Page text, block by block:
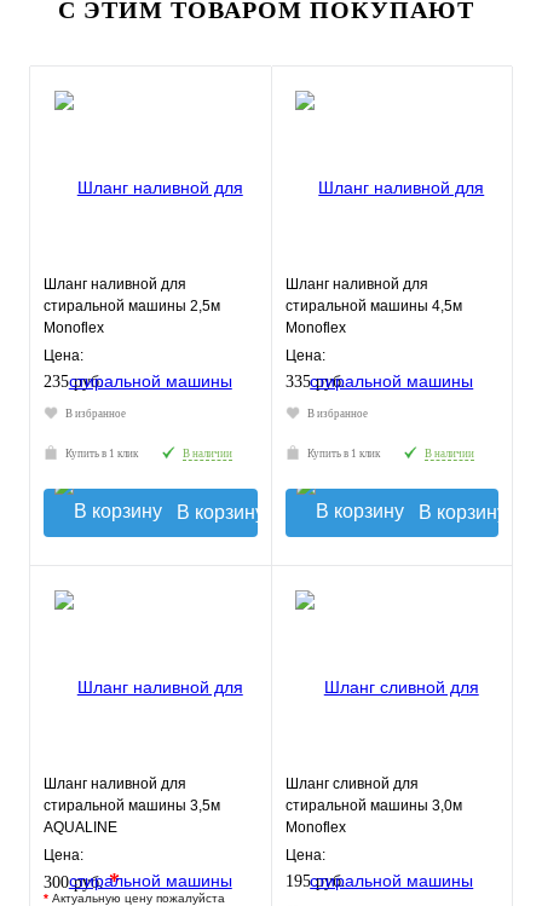
С ЭТИМ ТОВАРОМ ПОКУПАЮТ
Шланг наливной для
стиральной машины 2,5м
Monoflex
Цена:
235 руб.
В избранное
Купить в 1 клик В наличии
В корзину
Шланг наливной для
стиральной машины 4,5м
Monoflex
Цена:
335 руб.
В избранное
Купить в 1 клик В наличии
В корзину
Шланг наливной для
стиральной машины 3,5м
AQUALINE
Цена:
300 руб.*
* Актуальную цену пожалуйста
Шланг сливной для
стиральной машины 3,0м
Monoflex
Цена:
195 руб.